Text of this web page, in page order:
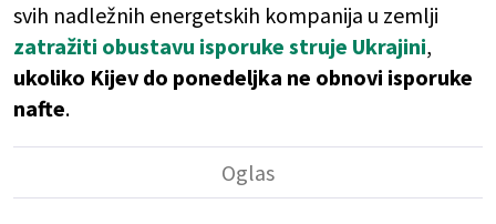
svih nadležnih energetskih kompanija u zemlji
zatražiti obustavu isporuke struje Ukrajini,
ukoliko Kijev do ponedeljka ne obnovi isporuke
nafte.